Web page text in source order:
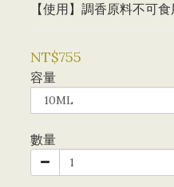
【使用】調香原料不可食
NT$755
容量
數量